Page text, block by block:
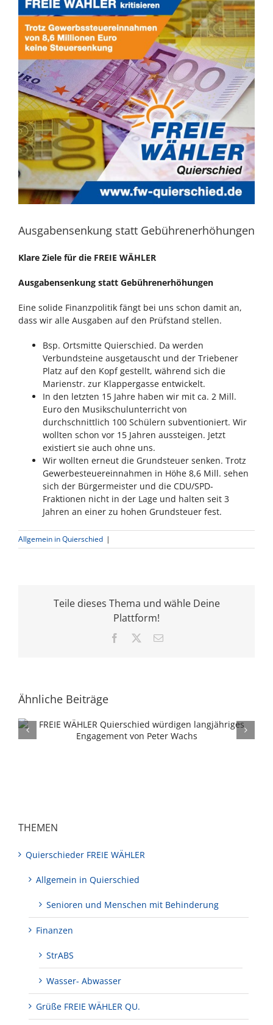
Ausgabensenkung statt Gebührenerhöhungen
Klare Ziele für die FREIE WÄHLER
Ausgabensenkung statt Gebührenerhöhungen
Eine solide Finanzpolitik fängt bei uns schon damit an,
dass wir alle Ausgaben auf den Prüfstand stellen.
Bsp. Ortsmitte Quierschied. Da werden
Verbundsteine ausgetauscht und der Triebener
Platz auf den Kopf gestellt, während sich die
Marienstr. zur Klappergasse entwickelt.
In den letzten 15 Jahre haben wir mit ca. 2 Mill.
Euro den Musikschulunterricht von
durchschnittlich 100 Schülern subventioniert. Wir
wollten schon vor 15 Jahren aussteigen. Jetzt
existiert sie auch ohne uns.
Wir wollten erneut die Grundsteuer senken. Trotz
Gewerbesteuereinnahmen in Höhe 8,6 Mill. sehen
sich der Bürgermeister und die CDU/SPD-
Fraktionen nicht in der Lage und halten seit 3
Jahren an einer zu hohen Grundsteuer fest.
Allgemein in Quierschied |
Teile dieses Thema und wähle Deine
Plattform!
Facebook
E-
Ähnliche Beiträge
Verwaltung sowie CDU/SPD sehen keine
THEMEN
Quierschieder FREIE WÄHLER
Allgemein in Quierschied
Senioren und Menschen mit Behinderung
Finanzen
StrABS
Wasser- Abwasser
Grüße FREIE WÄHLER QU.